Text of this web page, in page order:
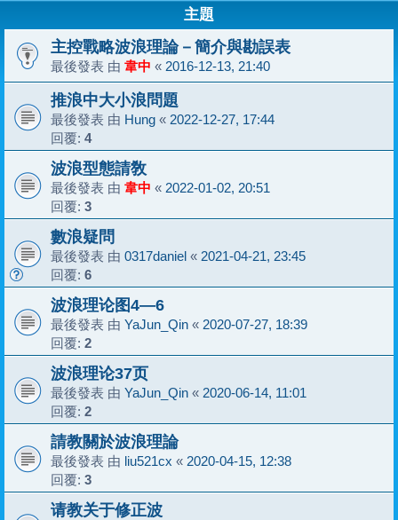
主題
主控戰略波浪理論－簡介與勘誤表
最後發表 由 韋中 « 2016-12-13, 21:40
推浪中大小浪問題
最後發表 由 Hung « 2022-12-27, 17:44
回覆: 4
波浪型態請敎
最後發表 由 韋中 « 2022-01-02, 20:51
回覆: 3
數浪疑問
最後發表 由 0317daniel « 2021-04-21, 23:45
回覆: 6
波浪理论图4—6
最後發表 由 YaJun_Qin « 2020-07-27, 18:39
回覆: 2
波浪理论37页
最後發表 由 YaJun_Qin « 2020-06-14, 11:01
回覆: 2
請教關於波浪理論
最後發表 由 liu521cx « 2020-04-15, 12:38
回覆: 3
请教关于修正波